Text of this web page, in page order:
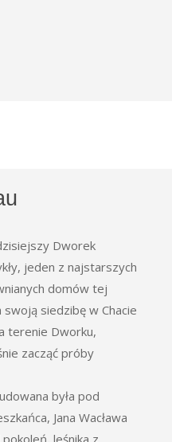
Dworek
jeden z najstarszych
domów tej
swoją siedzibę w Chacie
terenie Dworku,
zacząć próby
była pod
Jana Wacława